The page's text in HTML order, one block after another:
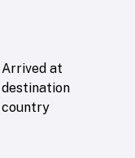
Arrived at
destination
country